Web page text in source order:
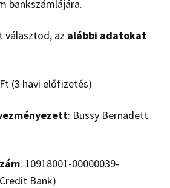
bankszámlájára.
választod, az alábbi adatokat
(3 havi előfizetés)
: Bussy Bernadett
: 10918001-00000039-
Bank)